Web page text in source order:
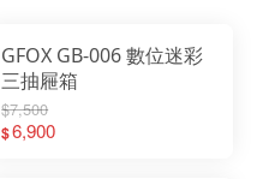
GFOX GB-006 數位迷彩
三抽屜箱
$7,500
$6,900